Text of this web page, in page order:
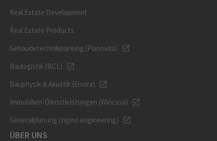
Real Estate Development
Real Estate Products
Gebäudetechnikplanung (Planovita)
Baulogistik (BCL)
Bauphysik & Akustik (Encira)
Immobilien-Dienstleistungen (Wincasa)
Generalplanung (zigmo engineering)
ÜBER UNS